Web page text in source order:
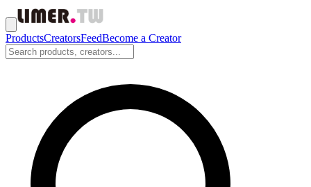
ProductsCreatorsFeedBecome a Creator